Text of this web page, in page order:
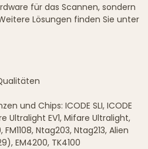
für das Scannen, sondern
Lösungen finden Sie unter
und Chips: ICODE SLI, ICODE
Ultralight EV1, Mifare Ultralight,
FM1108, Ntag203, Ntag213, Alien
EM4200, TK4100